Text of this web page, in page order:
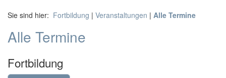
Sie sind hier: Fortbildung | Veranstaltungen | Alle Termine
Alle Termine
Fortbildung